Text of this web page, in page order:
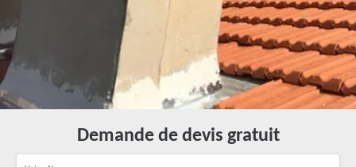
Demande de devis gratuit